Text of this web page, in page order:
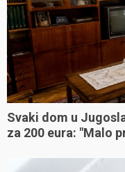
Svaki dom u
za 200 eura: "Malo